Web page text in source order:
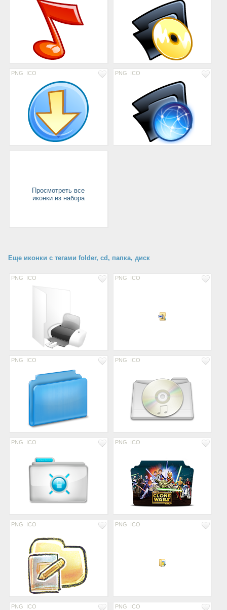
PNG ICO PNG ICO
Просмотреть все
иконки из набора
Еще иконки с тегами folder, cd, папка, диск
PNG ICO PNG ICO
PNG ICO PNG ICO
PNG ICO PNG ICO
PNG ICO PNG ICO
PNG ICO PNG ICO